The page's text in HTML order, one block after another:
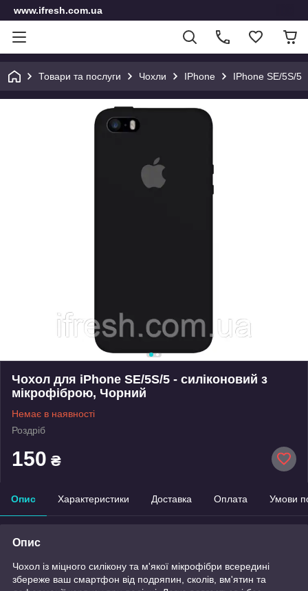
www.ifresh.com.ua
Товари та послуги Чохли IPhone IPhone SE/5S/5
Чохол для iPhone SE/5S/5 - силіконовий з
мікрофіброю, Чорний
Немає в наявності
Роздріб
150 ₴
Опис Характеристики Доставка Оплата Умови
Опис
Чохол із міцного силікону та м'якої мікрофібри всередині
збереже ваш смартфон від подряпин, сколів, вм'ятин та